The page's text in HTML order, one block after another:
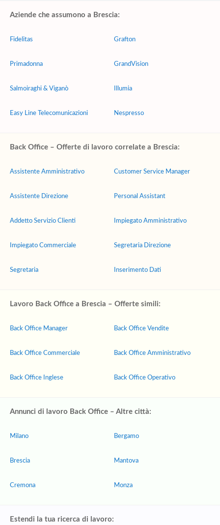
Aziende che assumono a Brescia:
Fidelitas
Primadonna
Salmoiraghi & Viganò
Easy Line Telecomunicazioni
Grafton
GrandVision
Illumia
Nespresso
Back Office – Offerte di lavoro correlate a Brescia:
Assistente Amministrativo
Assistente Direzione
Addetto Servizio Clienti
Impiegato Commerciale
Segretaria
Customer Service Manager
Personal Assistant
Impiegato Amministrativo
Segretaria Direzione
Inserimento Dati
Lavoro Back Office a Brescia – Offerte simili:
Back Office Manager
Back Office Commerciale
Back Office Inglese
Back Office Vendite
Back Office Amministrativo
Back Office Operativo
Annunci di lavoro Back Office – Altre città:
Milano
Brescia
Cremona
Bergamo
Mantova
Monza
Estendi la tua ricerca di lavoro: